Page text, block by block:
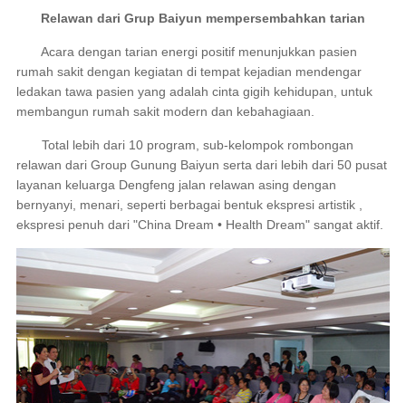
Relawan dari Grup Baiyun mempersembahkan tarian
Acara dengan tarian energi positif menunjukkan pasien
rumah sakit dengan kegiatan di tempat kejadian mendengar
ledakan tawa pasien yang adalah cinta gigih kehidupan, untuk
membangun rumah sakit modern dan kebahagiaan.
Total lebih dari 10 program, sub-kelompok rombongan
relawan dari Group Gunung Baiyun serta dari lebih dari 50 pusat
layanan keluarga Dengfeng jalan relawan asing dengan
bernyanyi, menari, seperti berbagai bentuk ekspresi artistik ,
ekspresi penuh dari "China Dream • Health Dream" sangat aktif.